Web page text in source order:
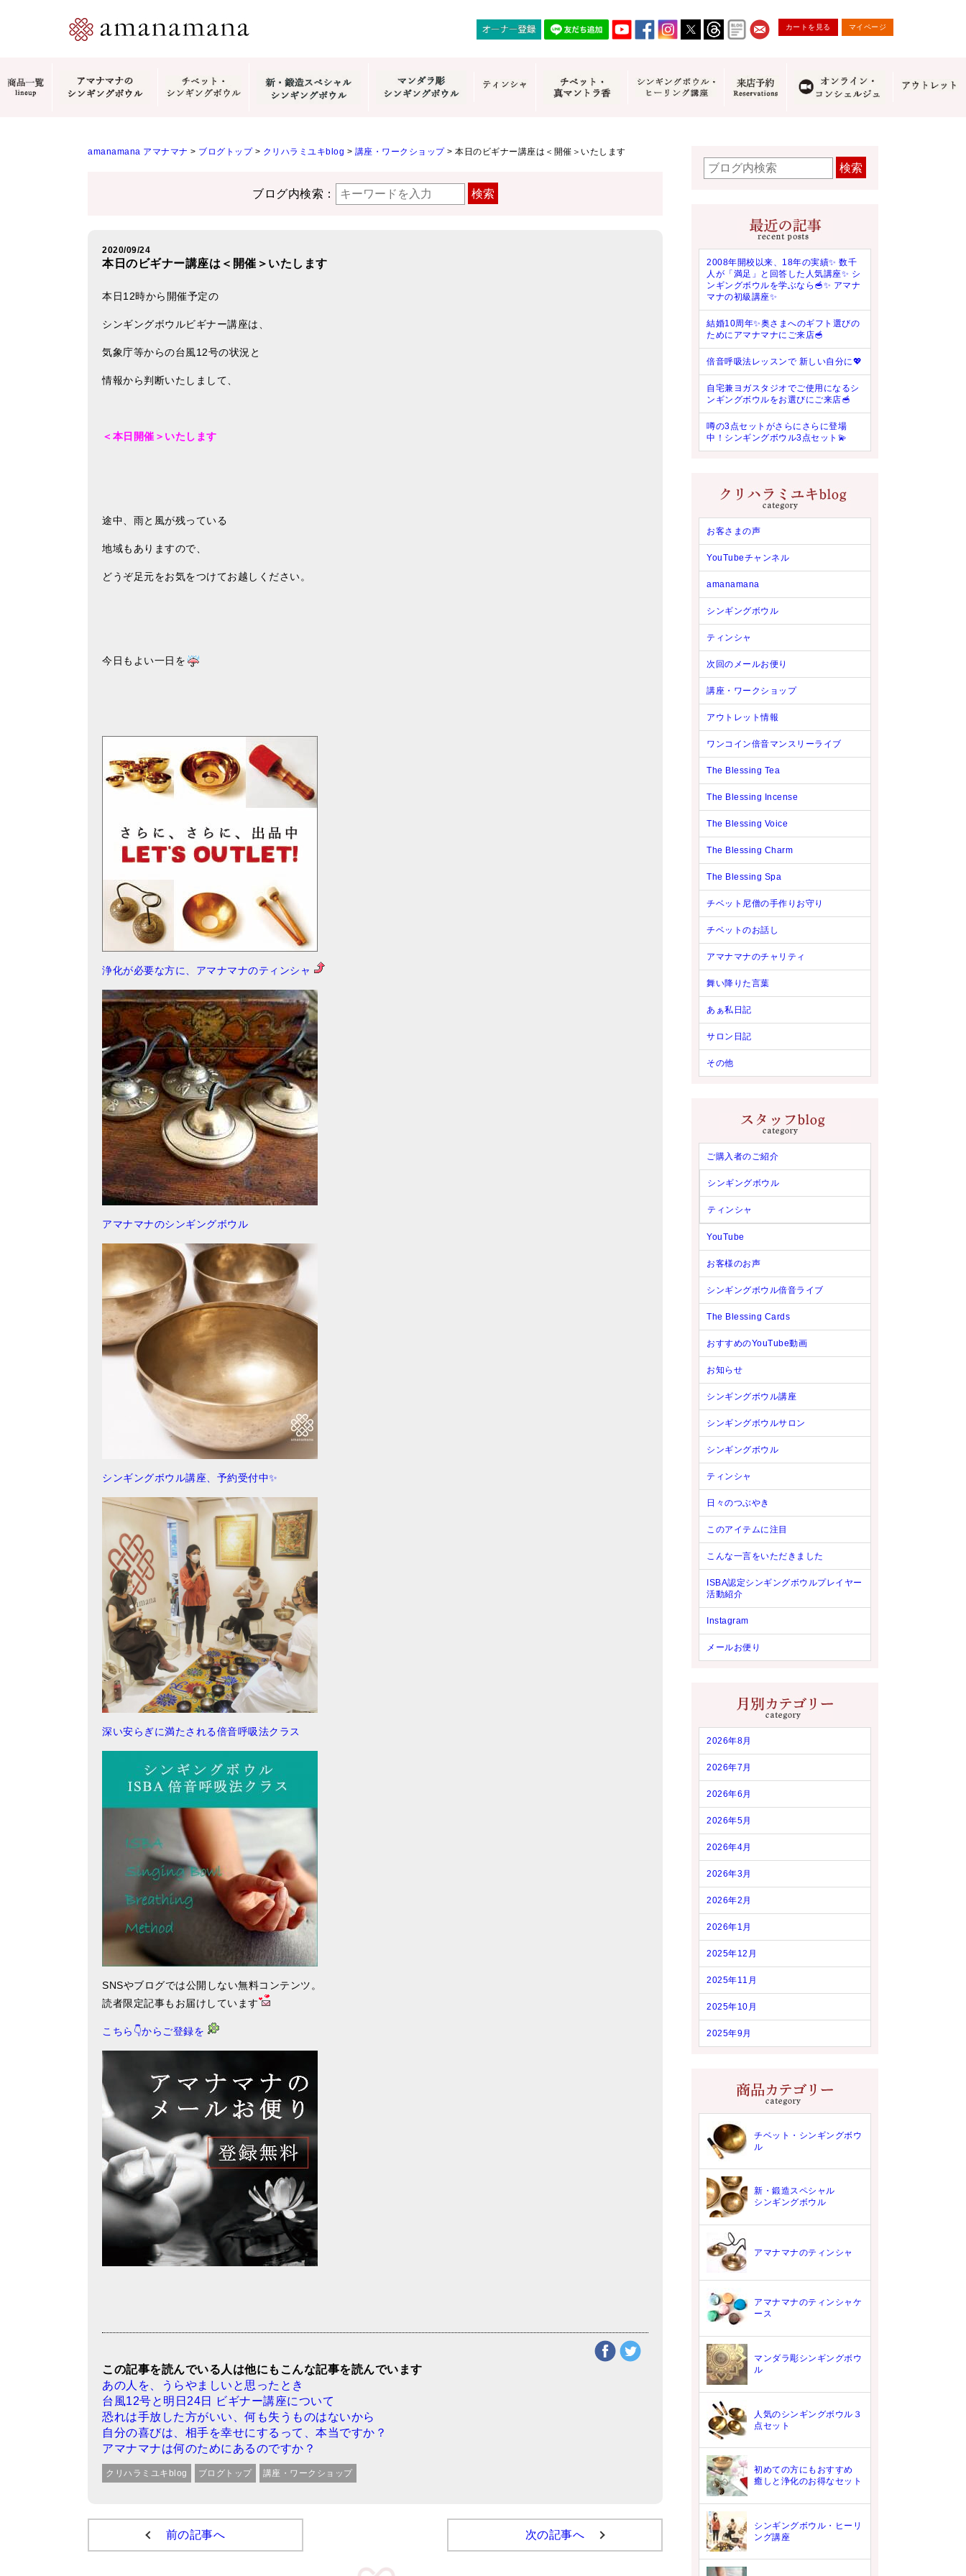
カートを見る マイページ
amanamana アマナマナ > ブログトップ> クリハラミユキblog > 講座・ワークショップ> 本日のビギナー講座は＜開催＞いたします
ブログ内検索： 検索
2020/09/24
本日のビギナー講座は＜開催＞いたします
本日12時から開催予定の
シンギングボウルビギナー講座は、
気象庁等からの台風12号の状況と
情報から判断いたしまして、
＜本日開催＞いたします
途中、雨と風が残っている
地域もありますので、
どうぞ足元をお気をつけてお越しください。
今日もよい一日を
浄化が必要な方に、アマナマナのティンシャ
アマナマナのシンギングボウル
シンギングボウル講座、予約受付中✨
深い安らぎに満たされる倍音呼吸法クラス
SNSやブログでは公開しない無料コンテンツ。
読者限定記事もお届けしています
こちら👇からご登録を
この記事を読んでいる人は他にもこんな記事を読んでいます
あの人を、うらやましいと思ったとき
台風12号と明日24日 ビギナー講座について
恐れは手放した方がいい、何も失うものはないから
自分の喜びは、相手を幸せにするって、本当ですか？
アマナマナは何のためにあるのですか？
クリハラミユキblog ブログトップ 講座・ワークショップ
前の記事へ 次の記事へ
検索
2008年開校以来、18年の実績✨ 数千
人が「満足」と回答した人気講座✨ シ
ンギングボウルを学ぶなら🥣✨ アマナ
マナの初級講座✨
結婚10周年✨奥さまへのギフト選びの
ためにアマナマナにご来店🥣
倍音呼吸法レッスンで 新しい自分に💖
自宅兼ヨガスタジオでご使用になるシ
ンギングボウルをお選びにご来店🥣
噂の3点セットがさらにさらに登場
中！シンギングボウル3点セット💫
お客さまの声
YouTubeチャンネル
amanamana
シンギングボウル
ティンシャ
次回のメールお便り
講座・ワークショップ
アウトレット情報
ワンコイン倍音マンスリーライブ
The Blessing Tea
The Blessing Incense
The Blessing Voice
The Blessing Charm
The Blessing Spa
チベット尼僧の手作りお守り
チベットのお話し
アマナマナのチャリティ
舞い降りた言葉
あぁ私日記
サロン日記
その他
ご購入者のご紹介
シンギングボウル
ティンシャ
YouTube
お客様のお声
シンギングボウル倍音ライブ
The Blessing Cards
おすすめのYouTube動画
お知らせ
シンギングボウル講座
シンギングボウルサロン
シンギングボウル
ティンシャ
日々のつぶやき
このアイテムに注目
こんな一言をいただきました
ISBA認定シンギングボウルプレイヤー
活動紹介
Instagram
メールお便り
2026年8月
2026年7月
2026年6月
2026年5月
2026年4月
2026年3月
2026年2月
2026年1月
2025年12月
2025年11月
2025年10月
2025年9月
チベット・シンギングボウ
ル
新・鍛造スペシャル
シンギングボウル
アマナマナのティンシャ
アマナマナのティンシャケ
ース
マンダラ彫シンギングボウ
ル
人気のシンギングボウル３
点セット
初めての方にもおすすめ
癒しと浄化のお得なセット
シンギングボウル・ヒーリ
ング講座